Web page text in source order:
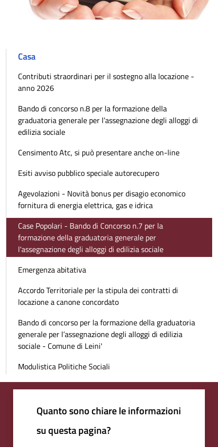
Casa
Contributi straordinari per il sostegno alla locazione -
anno 2026
Bando di concorso n.8 per la formazione della
graduatoria generale per l’assegnazione degli alloggi di
edilizia sociale
Censimento Atc, si può presentare anche on-line
Esiti avviso pubblico speciale autorecupero
Agevolazioni - Novità bonus per disagio economico
fornitura di energia elettrica, gas e idrica
Case Popolari - Bando di Concorso n.7 per la
formazione della graduatoria generale per
l'assegnazione degli alloggi di edilizia sociale
Emergenza abitativa
Accordo Territoriale per la stipula dei contratti di
locazione a canone concordato
Bando di concorso per la formazione della graduatoria
generale per l’assegnazione degli alloggi di edilizia
sociale - Comune di Leini'
Modulistica Politiche Sociali
Quanto sono chiare le informazioni
su questa pagina?